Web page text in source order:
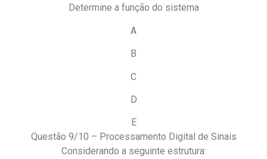
Determine a função do sistema
A
B
C
D
E
Questão 9/10 – Processamento Digital de Sinais
Considerando a seguinte estrutura: